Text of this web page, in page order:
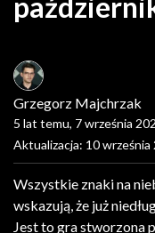
Grzegorz Majchrzak
5 lat temu, 7 września
Aktualizacja: 10 września
Wszystkie znaki na
wskazują, że już
Jest to gra stworzona